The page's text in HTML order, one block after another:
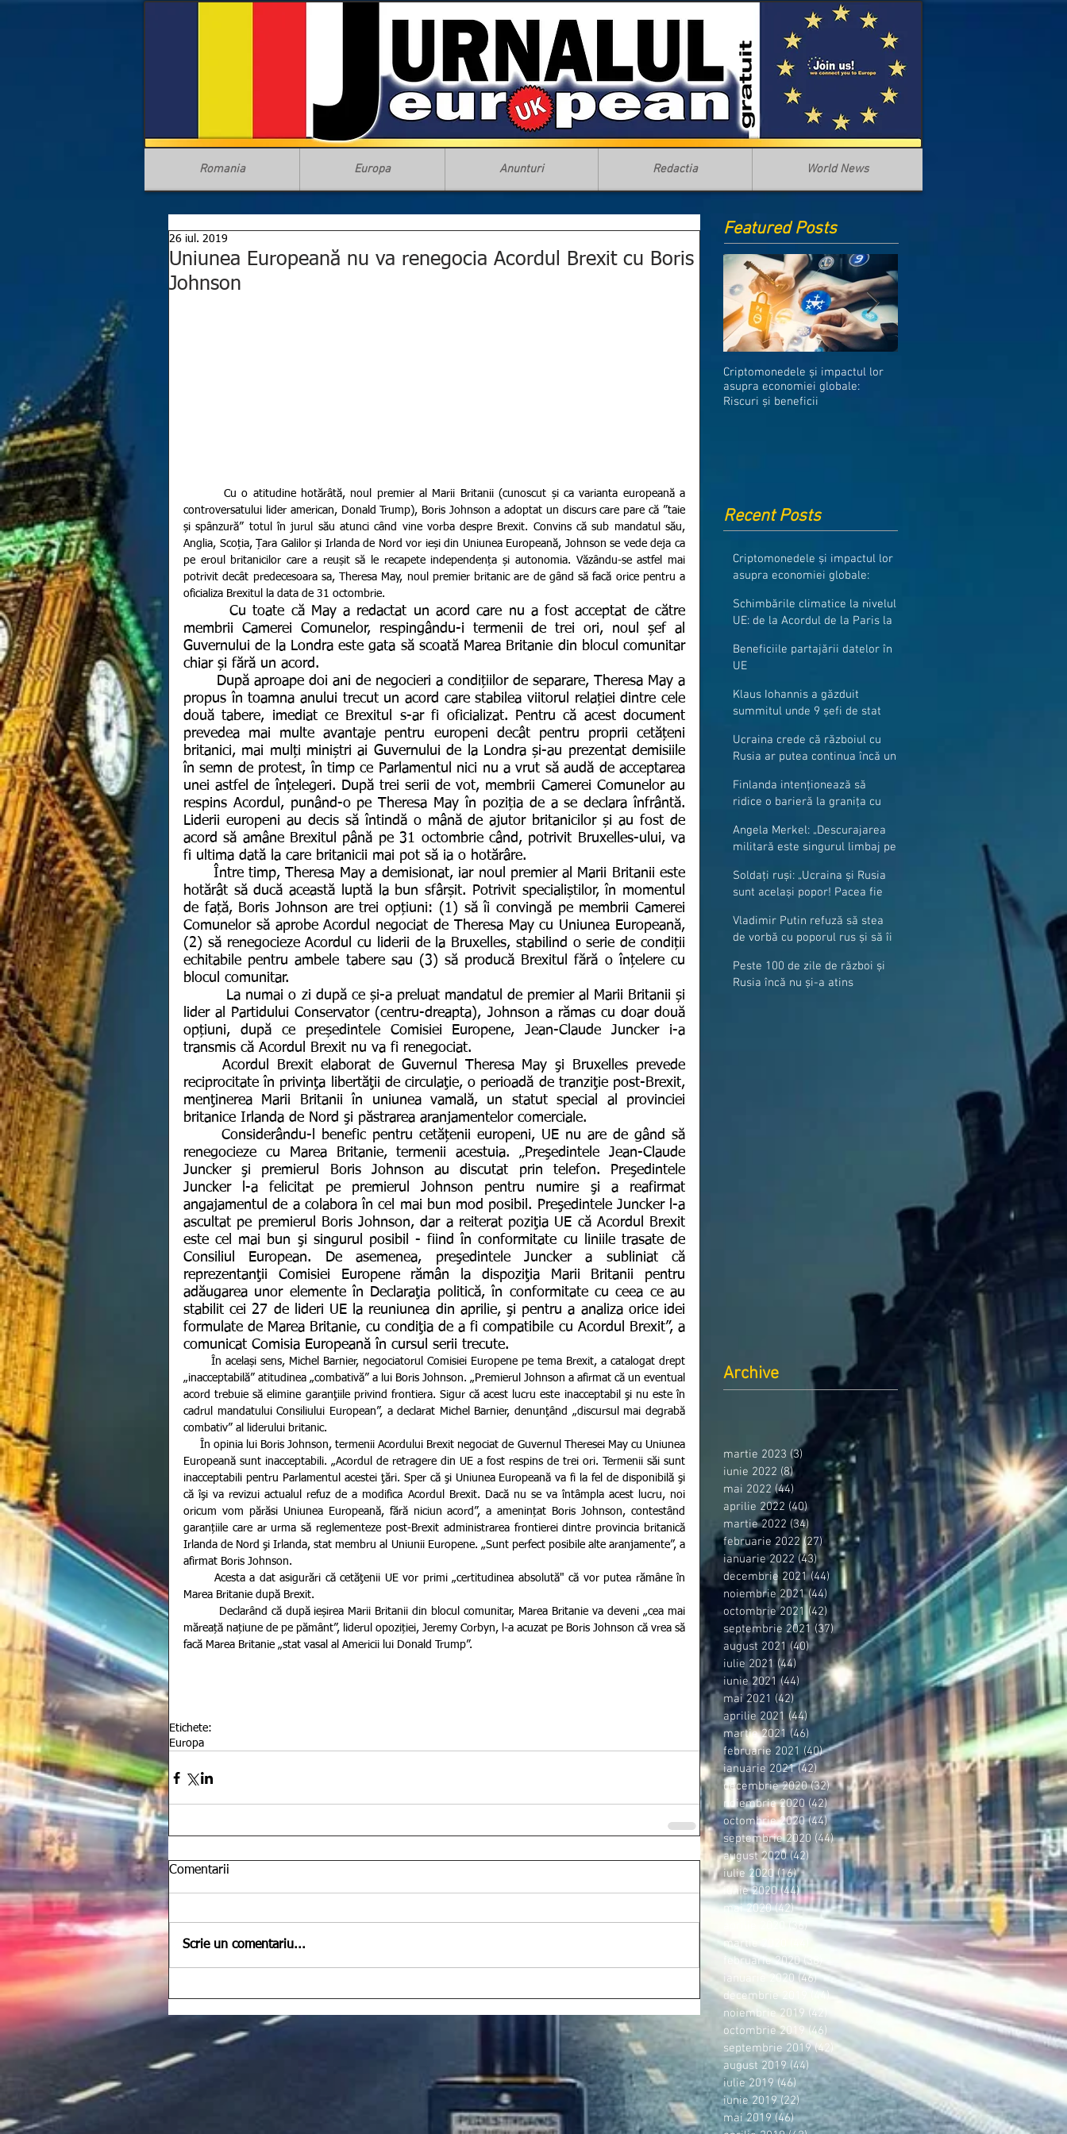
Romania Europa Anunturi Redactia World News
Uniunea Europeană nu va renegocia Acordul Brexit cu Boris
Johnson
26 iul. 2019
controversatului lider american, Donald Trump), Boris Johnson a adoptat un discurs care pare că ”taie
și spânzură” totul în jurul său atunci când vine vorba despre Brexit. Convins că sub mandatul său,
Anglia, Scoția, Țara Galilor și Irlanda de Nord vor ieși din Uniunea Europeană, Johnson se vede deja ca
pe eroul britanicilor care a reușit să le recapete independența și autonomia. Văzându-se astfel mai
potrivit decât predecesoara sa, Theresa May, noul premier britanic are de gând să facă orice pentru a
oficializa Brexitul la data de 31 octombrie.
membrii Camerei Comunelor, respingându-i termenii de trei ori, noul șef al
Guvernului de la Londra este gata să scoată Marea Britanie din blocul comunitar
chiar și fără un acord.
propus în toamna anului trecut un acord care stabilea viitorul relației dintre cele
două tabere, imediat ce Brexitul s-ar fi oficializat. Pentru că acest document
prevedea mai multe avantaje pentru europeni decât pentru proprii cetățeni
britanici, mai mulți miniștri ai Guvernului de la Londra și-au prezentat demisiile
în semn de protest, în timp ce Parlamentul nici nu a vrut să audă de acceptarea
unei astfel de înțelegeri. După trei serii de vot, membrii Camerei Comunelor au
respins Acordul, punând-o pe Theresa May în poziția de a se declara înfrântă.
Liderii europeni au decis să întindă o mână de ajutor britanicilor și au fost de
acord să amâne Brexitul până pe 31 octombrie când, potrivit Bruxelles-ului, va
fi ultima dată la care britanicii mai pot să ia o hotărâre.
hotărât să ducă această luptă la bun sfârșit. Potrivit specialiștilor, în momentul
de față, Boris Johnson are trei opțiuni: (1) să îi convingă pe membrii Camerei
Comunelor să aprobe Acordul negociat de Theresa May cu Uniunea Europeană,
(2) să renegocieze Acordul cu liderii de la Bruxelles, stabilind o serie de condiții
echitabile pentru ambele tabere sau (3) să producă Brexitul fără o înțelere cu
blocul comunitar.
lider al Partidului Conservator (centru-dreapta), Johnson a rămas cu doar două
opțiuni, după ce președintele Comisiei Europene, Jean-Claude Juncker i-a
transmis că Acordul Brexit nu va fi renegociat.
     Acordul Brexit elaborat de Guvernul Theresa May şi Bruxelles prevede
reciprocitate în privinţa libertăţii de circulaţie, o perioadă de tranziţie post-Brexit,
menţinerea Marii Britanii în uniunea vamală, un statut special al provinciei
britanice Irlanda de Nord şi păstrarea aranjamentelor comerciale.
renegocieze cu Marea Britanie, termenii acestuia. „Preşedintele Jean-Claude
Juncker şi premierul Boris Johnson au discutat prin telefon. Preşedintele
Juncker l-a felicitat pe premierul Johnson pentru numire şi a reafirmat
angajamentul de a colabora în cel mai bun mod posibil. Preşedintele Juncker l-a
ascultat pe premierul Boris Johnson, dar a reiterat poziţia UE că Acordul Brexit
este cel mai bun şi singurul posibil - fiind în conformitate cu liniile trasate de
Consiliul European. De asemenea, preşedintele Juncker a subliniat că
reprezentanţii Comisiei Europene rămân la dispoziţia Marii Britanii pentru
adăugarea unor elemente în Declaraţia politică, în conformitate cu ceea ce au
stabilit cei 27 de lideri UE la reuniunea din aprilie, şi pentru a analiza orice idei
formulate de Marea Britanie, cu condiţia de a fi compatibile cu Acordul Brexit”, a
comunicat Comisia Europeană în cursul serii trecute.
„inacceptabilă” atitudinea „combativă” a lui Boris Johnson. „Premierul Johnson a afirmat că un eventual
acord trebuie să elimine garanţiile privind frontiera. Sigur că acest lucru este inacceptabil şi nu este în
cadrul mandatului Consiliului European”, a declarat Michel Barnier, denunţând „discursul mai degrabă
combativ” al liderului britanic.
Europeană sunt inacceptabili. „Acordul de retragere din UE a fost respins de trei ori. Termenii săi sunt
inacceptabili pentru Parlamentul acestei ţări. Sper că şi Uniunea Europeană va fi la fel de disponibilă şi
că îşi va revizui actualul refuz de a modifica Acordul Brexit. Dacă nu se va întâmpla acest lucru, noi
oricum vom părăsi Uniunea Europeană, fără niciun acord”, a amenințat Boris Johnson, contestând
garanțiile care ar urma să reglementeze post-Brexit administrarea frontierei dintre provincia britanică
Irlanda de Nord şi Irlanda, stat membru al Uniunii Europene. „Sunt perfect posibile alte aranjamente”, a
afirmat Boris Johnson.
Marea Britanie după Brexit.
măreață națiune de pe pământ”, liderul opoziției, Jeremy Corbyn, l-a acuzat pe Boris Johnson că vrea să
facă Marea Britanie „stat vasal al Americii lui Donald Trump”.
Etichete:
Europa
Comentarii
Scrie un comentariu...
Featured Posts
Criptomonedele și impactul lor
asupra economiei globale:
Riscuri și beneficii
Recent Posts
Criptomonedele și impactul lor
asupra economiei globale:
Schimbările climatice la nivelul
UE: de la Acordul de la Paris la
Beneficiile partajării datelor în
UE
Klaus Iohannis a găzduit
summitul unde 9 șefi de stat
granițe
Ucraina crede că războiul cu
Rusia ar putea continua încă un
Finlanda intenționează să
ridice o barieră la granița cu
Angela Merkel: „Descurajarea
militară este singurul limbaj pe
Soldați ruși: „Ucraina și Rusia
sunt același popor! Pacea fie
Vladimir Putin refuză să stea
de vorbă cu poporul rus și să îi
Peste 100 de zile de război și
Rusia încă nu și-a atins
Archive
martie 2023 (3) 3 postări
iunie 2022 (8)8 postări
mai 2022 (44) 44 postări
aprilie 2022 (40)40 postări
martie 2022 (34) 34 postări
februarie 2022 (27)27 postări
ianuarie 2022 (43)43 postări
decembrie 2021 (44) 44 postări
noiembrie 2021 (44) 44 postări
octombrie 2021 (42) 42 postări
septembrie 2021 (37)37 postări
august 2021 (40)40 postări
iulie 2021 (44) 44 postări
iunie 2021 (44) 44 postări
mai 2021 (42) 42 postări
aprilie 2021 (44) 44 postări
martie 2021 (46) 46 postări
februarie 2021 (40)40 postări
ianuarie 2021 (42)42 postări
decembrie 2020 (32)32 postări
noiembrie 2020 (42)42 postări
octombrie 2020 (44)44 postări
septembrie 2020 (44)44 postări
august 2020 (42) 42 postări
iulie 2020 (16)16 postări
iunie 2020 (44)44 postări
mai 2020 (42)42 postări
(36)36 postări
martie 2020
44 postări
februarie 2020 (38)
ianuarie 2020 (46)46 postări
decembrie 2019
(44)44 postări
noiembrie 2019 (42) 42 postări
octombrie 2019 (46) 46 postări
septembrie 2019 (42)
42 postări
august 2019 (44) 44 postări
iulie 2019 (46) 46 postări
iunie 2019 (22) 22 postări
mai 2019 (46)46 postări